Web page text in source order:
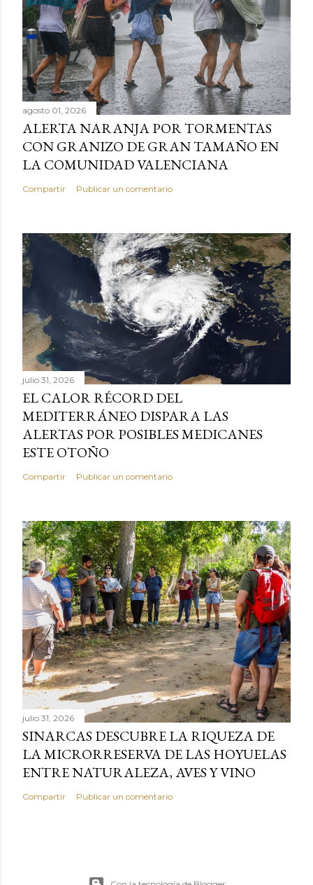
agosto 01, 2026
ALERTA NARANJA POR TORMENTAS
CON GRANIZO DE GRAN TAMAÑO EN
LA COMUNIDAD VALENCIANA
Compartir Publicar un comentario
julio 31, 2026
EL CALOR RÉCORD DEL
MEDITERRÁNEO DISPARA LAS
ALERTAS POR POSIBLES MEDICANES
ESTE OTOÑO
Compartir Publicar un comentario
julio 31, 2026
SINARCAS DESCUBRE LA RIQUEZA DE
LA MICRORRESERVA DE LAS HOYUELAS
ENTRE NATURALEZA, AVES Y VINO
Compartir Publicar un comentario